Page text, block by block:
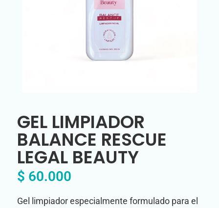
GEL LIMPIADOR
BALANCE RESCUE
LEGAL BEAUTY
$ 60.000
Gel limpiador especialmente formulado para el